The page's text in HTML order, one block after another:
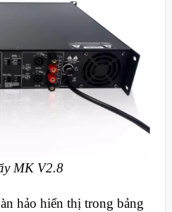
MK V2.8
hảo hiển thị trong bảng